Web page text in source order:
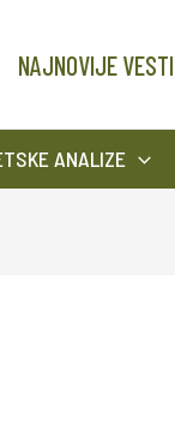
NAJNOVIJE VESTI
ANALIZE